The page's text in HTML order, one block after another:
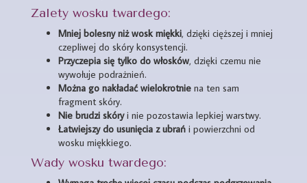
Zalety wosku twardego:
Mniej bolesny niż wosk miękki, dzięki cięższej i mniej
czepliwej do skóry konsystencji.
Przyczepia się tylko do włosków, dzięki czemu nie
wywołuje podrażnień.
Można go nakładać wielokrotnie na ten sam
fragment skóry.
Nie brudzi skóryi nie pozostawia lepkiej warstwy.
Łatwiejszy do usunięcia z ubrań i powierzchni od
wosku miękkiego.
Wady wosku twardego: